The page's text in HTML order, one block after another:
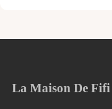
La Maison De Fifi